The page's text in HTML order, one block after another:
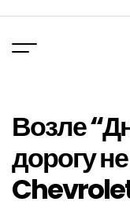
вмісту
Возле
дорогу